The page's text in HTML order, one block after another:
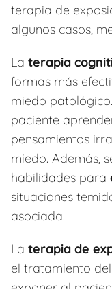
terapia de
algunos casos,
La terapia
formas más
miedo
paciente
pensamientos
miedo. Además,
habilidades para
situaciones
asociada.
La terapia de
el tratamiento